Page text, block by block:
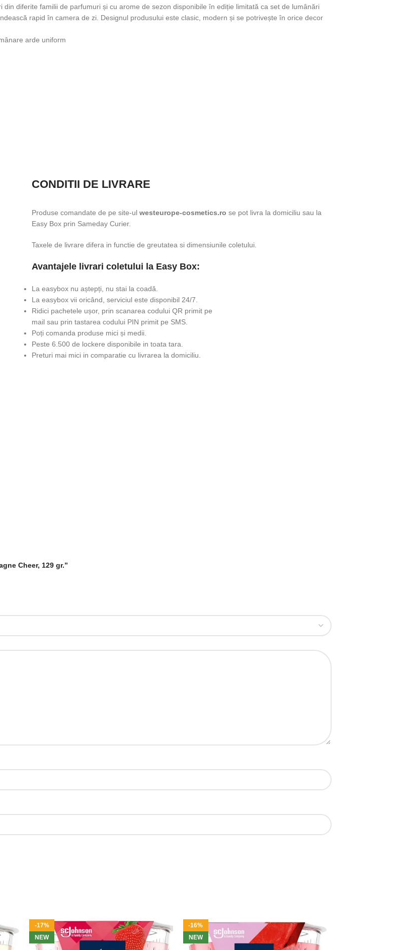
diferite familii de parfumuri și cu arome de sezon disponibile în ediție limitată ca set de lumânări
rapid în camera de zi. Designul produsului este clasic, modern și se potrivește în orice decor
arde uniform
CONDITII DE LIVRARE
Produse comandate de pe site-ul westeurope-cosmetics.ro se pot livra la domiciliu sau la
Easy Box prin Sameday Curier.
Taxele de livrare difera in functie de greutatea si dimensiunile coletului.
Avantajele livrari coletului la Easy Box:
La easybox nu aștepți, nu stai la coadă.
La easybox vii oricând, serviciul este disponibil 24/7.
Ridici pachetele ușor, prin scanarea codului QR primit pe
mail sau prin tastarea codului PIN primit pe SMS.
Poți comanda produse mici și medii.
Peste 6.500 de lockere disponibile in toata tara.
Preturi mai mici in comparatie cu livrarea la domiciliu.
Cheer, 129 gr.”
-17%
NEW
-16%
NEW